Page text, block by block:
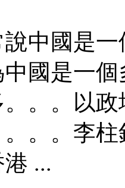
說中國是
國是一
。。以
。。李
...